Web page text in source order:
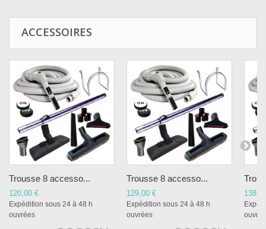
ACCESSOIRES
Trousse 8 accesso...
120,00 €
Expédition sous 24 à 48 h
ouvrées
Trousse 8 accesso...
129,00 €
Expédition sous 24 à 48 h
ouvrées